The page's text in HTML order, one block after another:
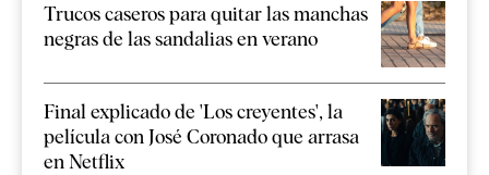
Trucos caseros para quitar las manchas
negras de las sandalias en verano
Final explicado de 'Los creyentes', la
película con José Coronado que arrasa
en Netflix